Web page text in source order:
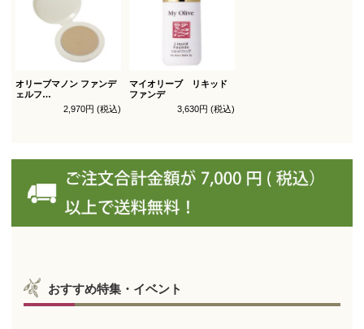
オリーブマノン ファンデ
ェルフ
コンシールファンデーシ
ョン レフィル
2,970円 (税込)
マイオリーブ リキッド
ファンデ
3,630円 (税込)